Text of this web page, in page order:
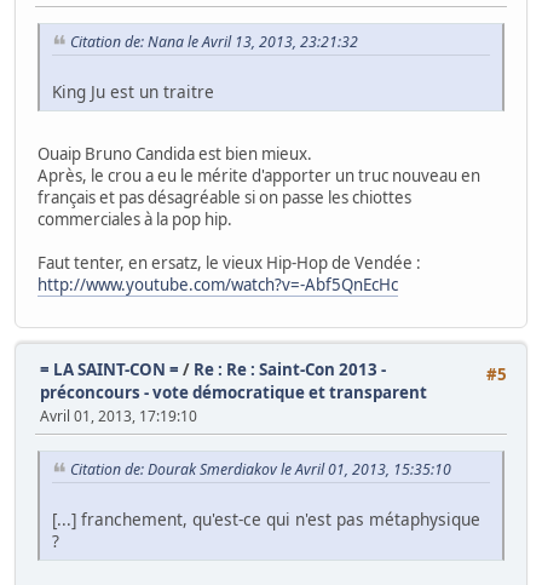
Citation de: Nana le Avril 13, 2013, 23:21:32
King Ju est un traitre
Ouaip Bruno Candida est bien mieux.
Après, le crou a eu le mérite d'apporter un truc nouveau en
français et pas désagréable si on passe les chiottes
commerciales à la pop hip.
Faut tenter, en ersatz, le vieux Hip-Hop de Vendée :
http://www.youtube.com/watch?v=-Abf5QnEcHc
#5
= LA SAINT-CON = / Re : Re : Saint-Con 2013 -
préconcours - vote démocratique et transparent
Avril 01, 2013, 17:19:10
Citation de: Dourak Smerdiakov le Avril 01, 2013, 15:35:10
[...] franchement, qu'est-ce qui n'est pas métaphysique
?